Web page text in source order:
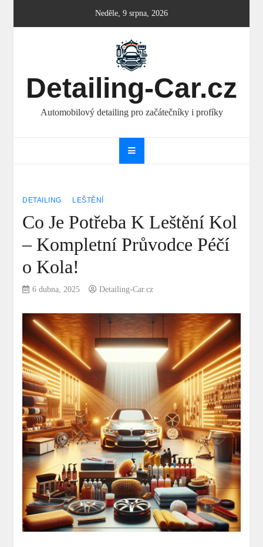
Neděle, 9 srpna, 2026
Detailing-Car.cz
Automobilový detailing pro začátečníky i profíky
DETAILING LEŠTĚNÍ
Co Je Potřeba K Leštění Kol
– Kompletní Průvodce Péčí
o Kola!
6 dubna, 2025 Detailing-Car.cz